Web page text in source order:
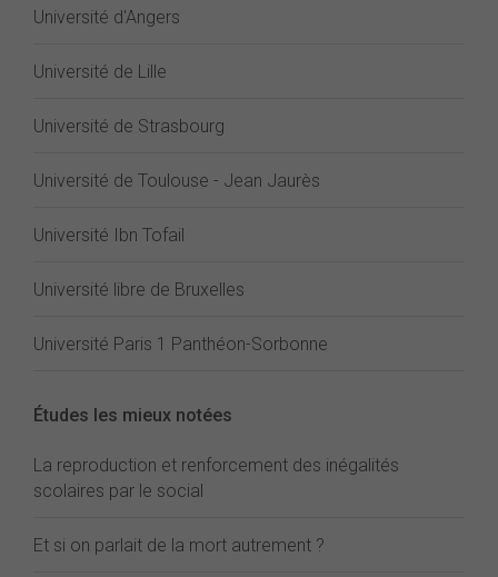
Université d'Angers
Université de Lille
Université de Strasbourg
Université de Toulouse - Jean Jaurès
Université Ibn Tofail
Université libre de Bruxelles
Université Paris 1 Panthéon-Sorbonne
Études les mieux notées
La reproduction et renforcement des inégalités
scolaires par le social
Et si on parlait de la mort autrement ?